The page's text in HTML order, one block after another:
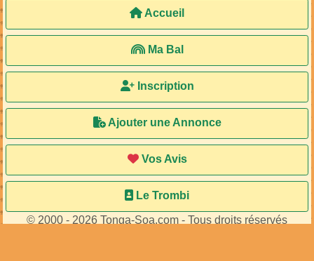
Accueil
Ma Bal
Inscription
Ajouter une Annonce
Vos Avis
Le Trombi
© 2000 - 2026 Tonga-Soa.com - Tous droits réservés